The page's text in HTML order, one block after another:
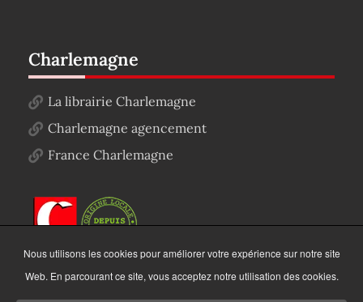
Charlemagne
La librairie Charlemagne
Charlemagne agencement
France Charlemagne
Nous utilisons les cookies pour améliorer votre expérience sur notre site
Web. En parcourant ce site, vous acceptez notre utilisation des cookies.